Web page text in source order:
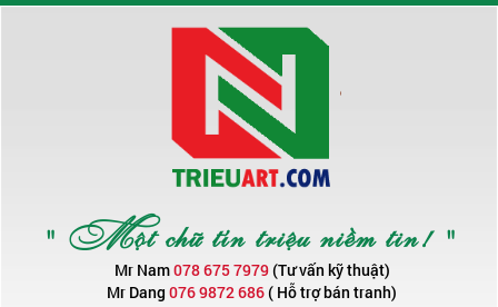
" Một chữ tín triệu niềm tin! "
Mr Nam078 675 7979(Tư vấn kỹ thuật)
Mr Dang 076 9872 686( Hỗ trợ bán tranh)